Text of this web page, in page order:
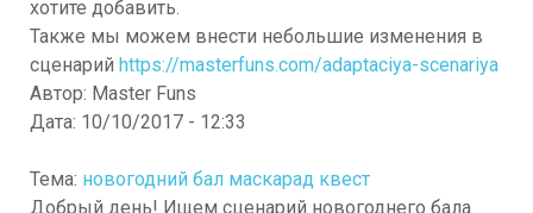
хотите добавить.
Также мы можем внести небольшие изменения в
сценарий https://masterfuns.com/adaptaciya-scenariya
Автор: Master Funs
Дата: 10/10/2017 - 12:33
Тема: новогодний бал маскарад квест
Добрый день! Ищем сценарий новогоднего бала